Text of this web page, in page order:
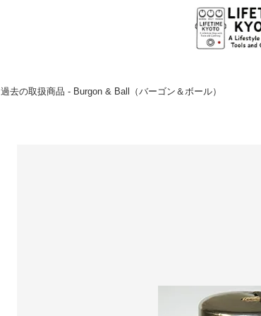
過去の取扱商品 - Burgon & Ball（バーゴン＆ボール）